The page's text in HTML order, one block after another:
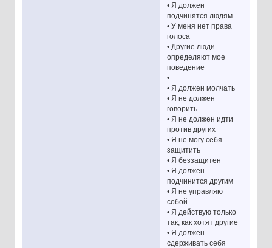
• Я должен
подчинятся людям
• У меня нет права
голоса
• Другие люди
определяют мое
поведение
•
• Я должен молчать
• Я не должен
говорить
• Я не должен идти
против других
• Я не могу себя
защитить
• Я беззащитен
• Я должен
подчинится другим
• Я не управляю
собой
• Я действую только
так, как хотят другие
• Я должен
сдерживать себя